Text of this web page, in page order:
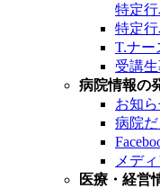
特定
特定
T.ナー
受講
病院情報の
お知
病院だ
メデ
医療・経営